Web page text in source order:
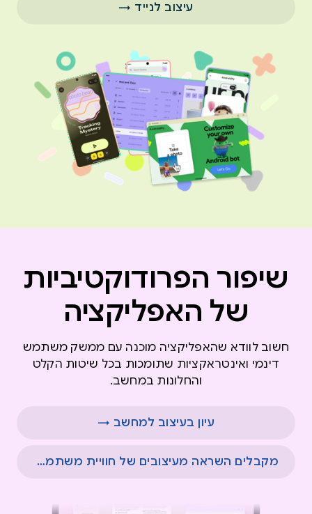
עיצוב לנייד →
שיפור הפרודוקטיביות
של האפליקציה
חשוב לוודא שהאפליקציה מוכנה עם ממשק משתמש
דינמי ואינטראקציות שתומכות בכל שיטות הקלט
והחלונות במחשב.
עיון בעיצוב למחשב →
מקבלים השראה מעיצובים של חוויית משתמש למגוון מסכים →